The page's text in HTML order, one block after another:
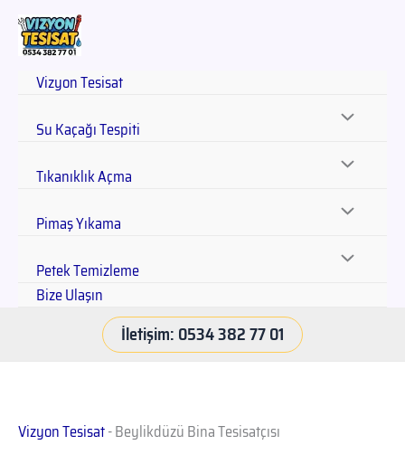
Vizyon Tesisat
Su Kaçağı Tespiti
Tıkanıklık Açma
Pimaş Yıkama
Petek Temizleme
Bize Ulaşın
İletişim: 0534 382 77 01
Vizyon Tesisat-Beylikdüzü Bina Tesisatçısı